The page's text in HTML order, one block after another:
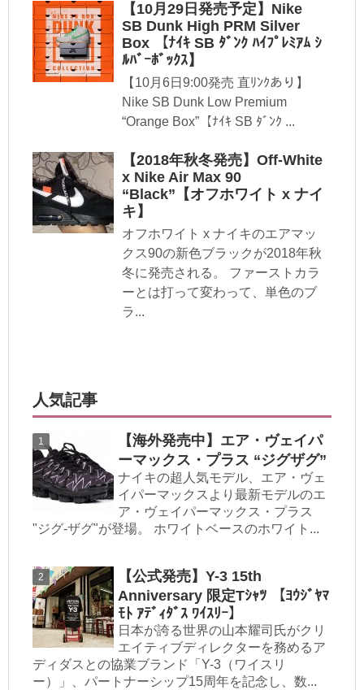
【10月29日発売予定】Nike
SB Dunk High PRM Silver
Box 【ﾅｲｷ SB ﾀﾞﾝｸ ﾊｲﾌﾟﾚﾐｱﾑ ｼ
ﾙﾊﾞｰﾎﾞｯｸｽ】
【10月6日9:00発売 直ﾘﾝｸあり】
Nike SB Dunk Low Premium
“Orange Box”【ﾅｲｷ SB ﾀﾞﾝｸ ...
【2018年秋冬発売】Off-White
x Nike Air Max 90
“Black”【オフホワイト x ナイ
キ】
オフホワイト x ナイキのエアマッ
クス90の新色ブラックが2018年秋
冬に発売される。 ファーストカラ
ーとは打って変わって、単色のブ
ラ...
人気記事
【海外発売中】エア・ヴェイパ
ーマックス・プラス “ジグザグ”
ナイキの超人気モデル、エア・ヴェ
イパーマックスより最新モデルのエ
ア・ヴェイパーマックス・プラス
"ジグ-ザグ"が登場。 ホワイトベースのホワイト...
【公式発売】Y-3 15th
Anniversary 限定Tｼｬﾂ 【ﾖｳｼﾞﾔﾏ
ﾓﾄ ｱﾃﾞｨﾀﾞｽ ﾜｲｽﾘｰ】
日本が誇る世界の山本耀司氏がクリ
エイティブディレクターを務めるア
ディダスとの協業ブランド「Y-3（ワイスリ
ー）」、パートナーシップ15周年を記念し、数...